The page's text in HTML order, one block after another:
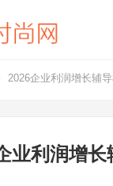
2026企业利润增长辅
业利润增